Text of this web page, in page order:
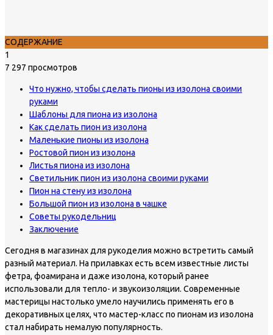
СОДЕРЖАНИЕ
1
7 297 просмотров
Что нужно, чтобы сделать пионы из изолона своими
руками
Шаблоны для пиона из изолона
Как сделать пион из изолона
Маленькие пионы из изолона
Ростовой пион из изолона
Листья пиона из изолона
Светильник пион из изолона своими руками
Пион на стену из изолона
Большой пион из изолона в чашке
Советы рукодельниц
Заключение
Сегодня в магазинах для рукоделия можно встретить самый
разный материал. На прилавках есть всем известные листы
фетра, фоамирана и даже изолона, который ранее
использовали для тепло- и звукоизоляции. Современные
мастерицы настолько умело научились применять его в
декоративных целях, что мастер-класс по пионам из изолона
стал набирать немалую популярность.